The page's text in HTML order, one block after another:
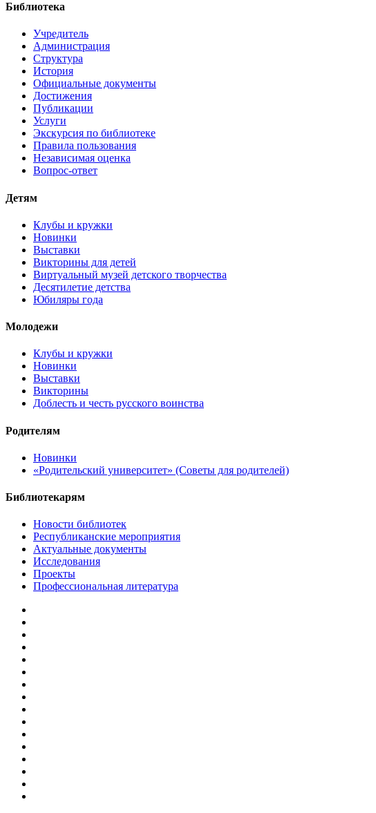
Библиотека
Учредитель
Администрация
Структура
История
Официальные документы
Достижения
Публикации
Услуги
Экскурсия по библиотеке
Правила пользования
Независимая оценка
Вопрос-ответ
Детям
Клубы и кружки
Новинки
Выставки
Викторины для детей
Виртуальный музей детского творчества
Десятилетие детства
Юбиляры года
Молодежи
Клубы и кружки
Новинки
Выставки
Викторины
Доблесть и честь русского воинства
Родителям
Новинки
«Родительский университет» (Советы для родителей)
Библиотекарям
Новости библиотек
Республиканские мероприятия
Актуальные документы
Исследования
Проекты
Профессиональная литература